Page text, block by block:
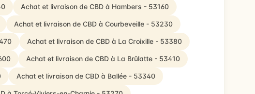
Achat et livraison de CBD à Hambers - 53160
Achat et livraison de CBD à Courbeveille - 53230
Achat et livraison de CBD à La Croixille - 53380
Achat et livraison de CBD à La Brûlatte - 53410
Achat et livraison de CBD à Ballée - 53340